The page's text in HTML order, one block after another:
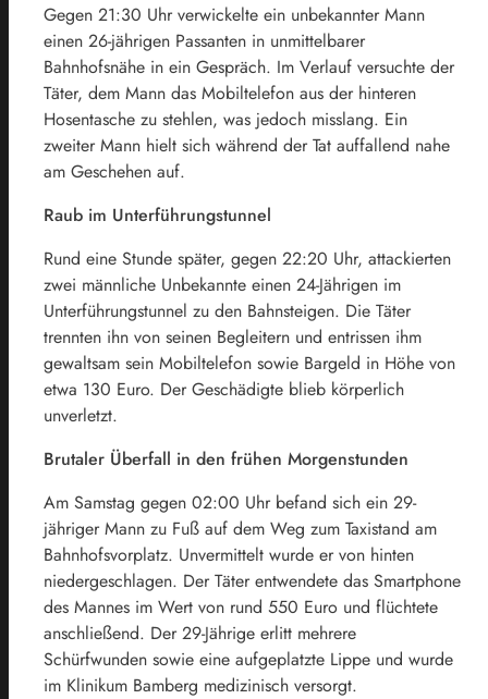
Gegen 21:30 Uhr verwickelte ein unbekannter Mann
einen 26-jährigen Passanten in unmittelbarer
Bahnhofsnähe in ein Gespräch. Im Verlauf versuchte der
Täter, dem Mann das Mobiltelefon aus der hinteren
Hosentasche zu stehlen, was jedoch misslang. Ein
zweiter Mann hielt sich während der Tat auffallend nahe
am Geschehen auf.
Raub im Unterführungstunnel
Rund eine Stunde später, gegen 22:20 Uhr, attackierten
zwei männliche Unbekannte einen 24-Jährigen im
Unterführungstunnel zu den Bahnsteigen. Die Täter
trennten ihn von seinen Begleitern und entrissen ihm
gewaltsam sein Mobiltelefon sowie Bargeld in Höhe von
etwa 130 Euro. Der Geschädigte blieb körperlich
unverletzt.
Brutaler Überfall in den frühen Morgenstunden
Am Samstag gegen 02:00 Uhr befand sich ein 29-
jähriger Mann zu Fuß auf dem Weg zum Taxistand am
Bahnhofsvorplatz. Unvermittelt wurde er von hinten
niedergeschlagen. Der Täter entwendete das Smartphone
des Mannes im Wert von rund 550 Euro und flüchtete
anschließend. Der 29-Jährige erlitt mehrere
Schürfwunden sowie eine aufgeplatzte Lippe und wurde
im Klinikum Bamberg medizinisch versorgt.